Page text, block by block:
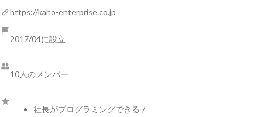
https://kaho-enterprise.co.jp
2017/04に設立
10人のメンバー
社長がプログラミングできる /